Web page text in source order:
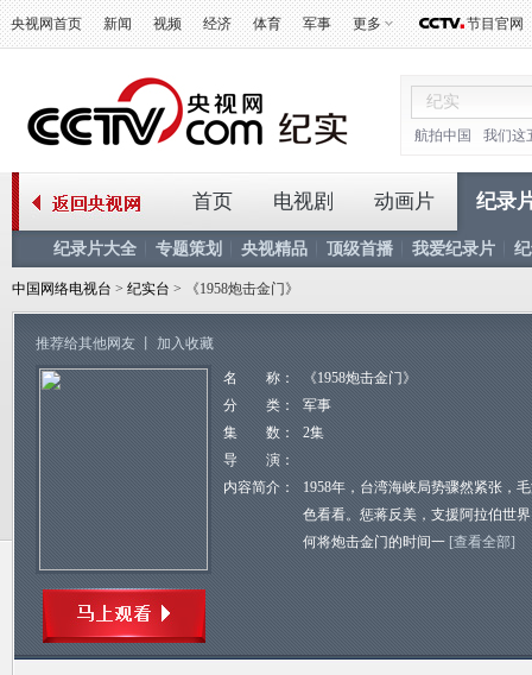
央视网首页 新闻 视频 经济 体育 军事 更多 节目官网
航拍中国 我们这
首页 电视剧 动画片 纪录
纪录片大全 专题策划 央视精品 顶级首播 我爱纪录片
中国网络电视台 > 纪实台 > 《1958炮击金门》
推荐给其他网友 加入收藏
名 称：
《1958炮击金门》
分 类：
军事
集 数：
2集
导 演：
内容简介：
1958年，台湾海峡局势骤然紧张，
色看看。惩蒋反美，支援阿拉伯世
何将炮击金门的时间一 [查看全部]